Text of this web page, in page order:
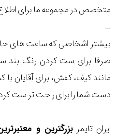
متخصص در مجموعه ما برای
...
بیشتر اشخاصی که ساعت های
صرفا برای ست کردن رنگ بند
مانند کیف، کفش، برای آقایان
دست شما را برای راحت تر ست
ایران تایمر بزرگترین و
شکل
قاب
ویژگی
نوع